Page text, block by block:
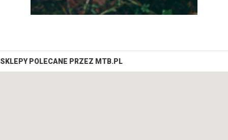
SKLEPY POLECANE PRZEZ MTB.PL